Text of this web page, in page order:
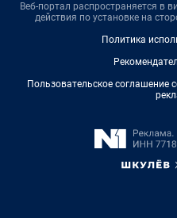
Веб-портал распространяется в
действия по установке на
Политика
Пользовательское соглашение